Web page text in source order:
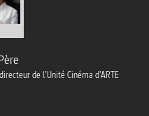
de l’Unité Cinéma d’ARTE